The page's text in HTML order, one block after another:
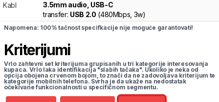
Kabl
3.5mm audio, USB-C
transfer: USB 2.0 (480Mbps, 3w)
Napomena: 100% tačnost specifkacije nije moguće garantovati!
Kriterijumi
Vrlo zahtevni set kriterijuma grupisanih u tri kategorije interesovanja
kupaca. Vrlo laka identifikacija "slabih tačaka". Ukoliko je neka od
opcija obojena crvenom bojom, to znači da ne zadovoljava kriterijum te
kategorije mobilnih telefona. Svrha je da ukaže na nedostatak
očekivane funkcionalnosti u specifičnom segmentu.